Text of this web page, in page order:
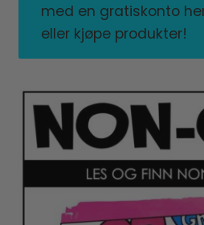
LISENSER
TIPSHJØRNET
KURS
med en gratiskonto
eller kjøpe produkter!